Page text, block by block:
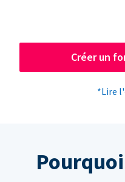
Créer un
*Lire